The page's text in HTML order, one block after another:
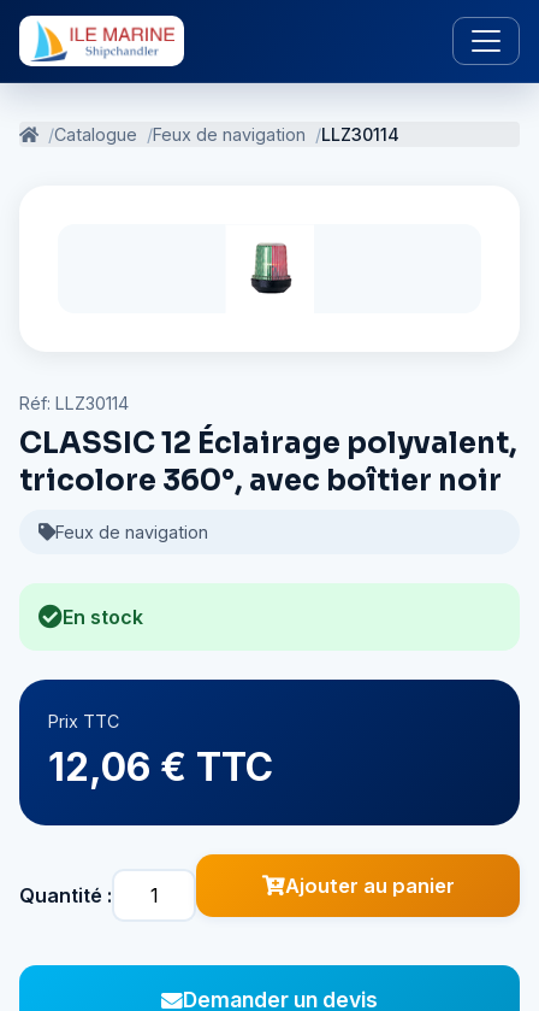
Catalogue Feux de navigation LLZ30114
Réf: LLZ30114
CLASSIC 12 Éclairage polyvalent,
tricolore 360°, avec boîtier noir
Feux de navigation
En stock
Prix TTC
12,06 € TTC
Quantité : Ajouter au panier
Demander un devis